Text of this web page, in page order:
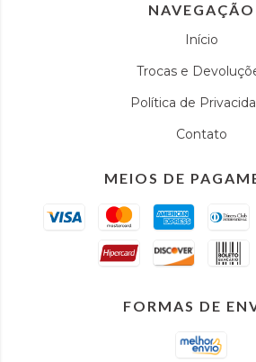
NAVEGAÇÃO
Início
Trocas e
Política de
Contato
MEIOS DE
FORMAS DE